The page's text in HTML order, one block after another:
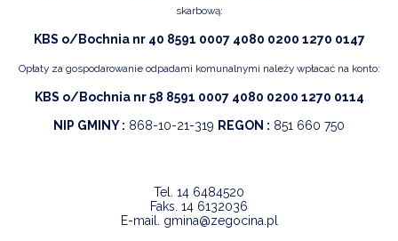
skarbową:
KBS o/Bochnia nr 40 8591 0007 4080 0200 1270 0147
Opłaty za gospodarowanie odpadami komunalnymi należy wpłacać na konto:
KBS o/Bochnia nr 58 8591 0007 4080 0200 1270 0114
NIP GMINY : 868-10-21-319 REGON : 851 660 750
Tel. 14 6484520
Faks. 14 6132036
E-mail. gmina@zegocina.pl